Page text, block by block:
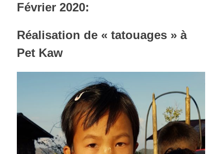
Février 2020:
Réalisation de « tatouages » à
Pet Kaw